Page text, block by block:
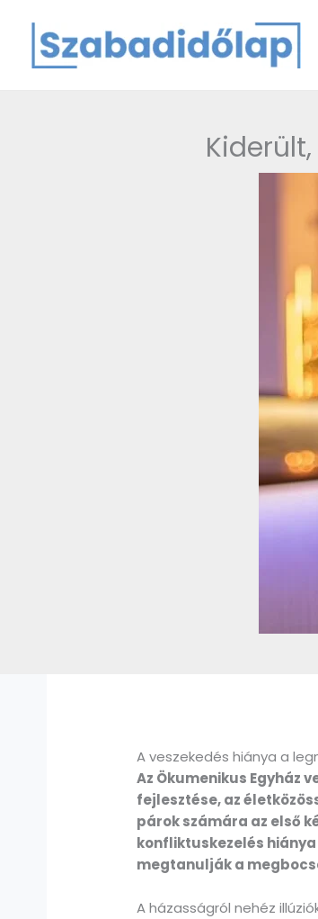
content
A veszekedés hiánya a
Az Ökumenikus Egyház
fejlesztése, az
párok számára az első
konfliktuskezelés
megtanulják a
A házasságról nehéz